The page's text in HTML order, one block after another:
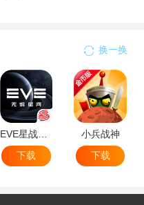
换一换
EVE星战前夜无烬星河
下载
小兵战神
下载